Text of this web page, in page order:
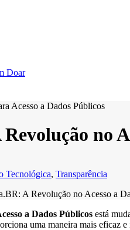
no
Tecnológica, Transparência
A Revolução no Acesso a
a Dados Públicos está
uma maneira mais eficaz